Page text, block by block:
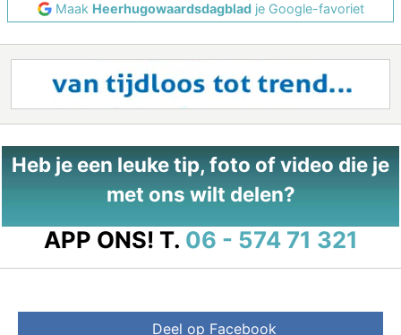
Maak Heerhugowaardsdagbladje Google-favoriet
Heb je een leuke tip, foto of video die je
met ons wilt delen?
APP ONS! T. 06 - 574 71 321
Deel op Facebook